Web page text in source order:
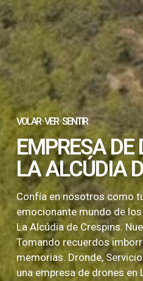
VOLAR · VER · SENTIR
EMPRESA DE
LA ALCÚDIA
Confía en nosotros como
emocionante mundo de
La Alcúdia de Crespins.
Tomando recuerdos
memorias. Dronde,
una empresa de drones en